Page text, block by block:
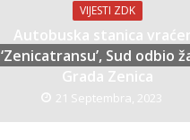
VIJESTI ZDK
Autobuska stanica
‘Zenicatransu’, Sud odbio
Grada Zenica
21 Septembra, 2023